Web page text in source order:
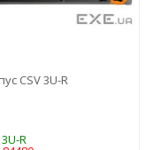
CSV 3U-R
R